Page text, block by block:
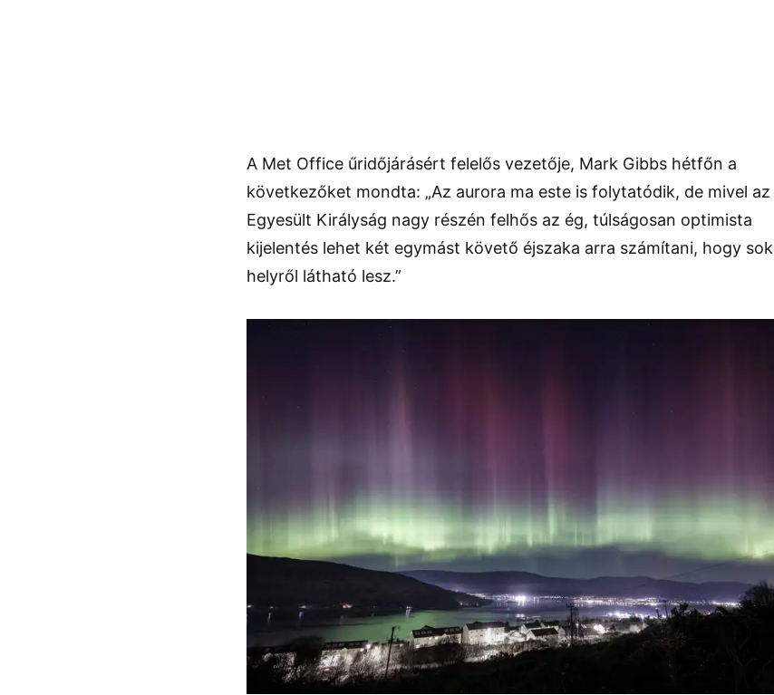
A Met Office űridőjárásért felelős vezetője, Mark Gibbs hétfőn a
következőket mondta: „Az aurora ma este is folytatódik, de mivel az
Egyesült Királyság nagy részén felhős az ég, túlságosan optimista
kijelentés lehet két egymást követő éjszaka arra számítani, hogy sok
helyről látható lesz.”